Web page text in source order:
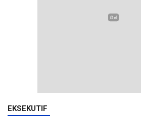
EKSEKUTIF